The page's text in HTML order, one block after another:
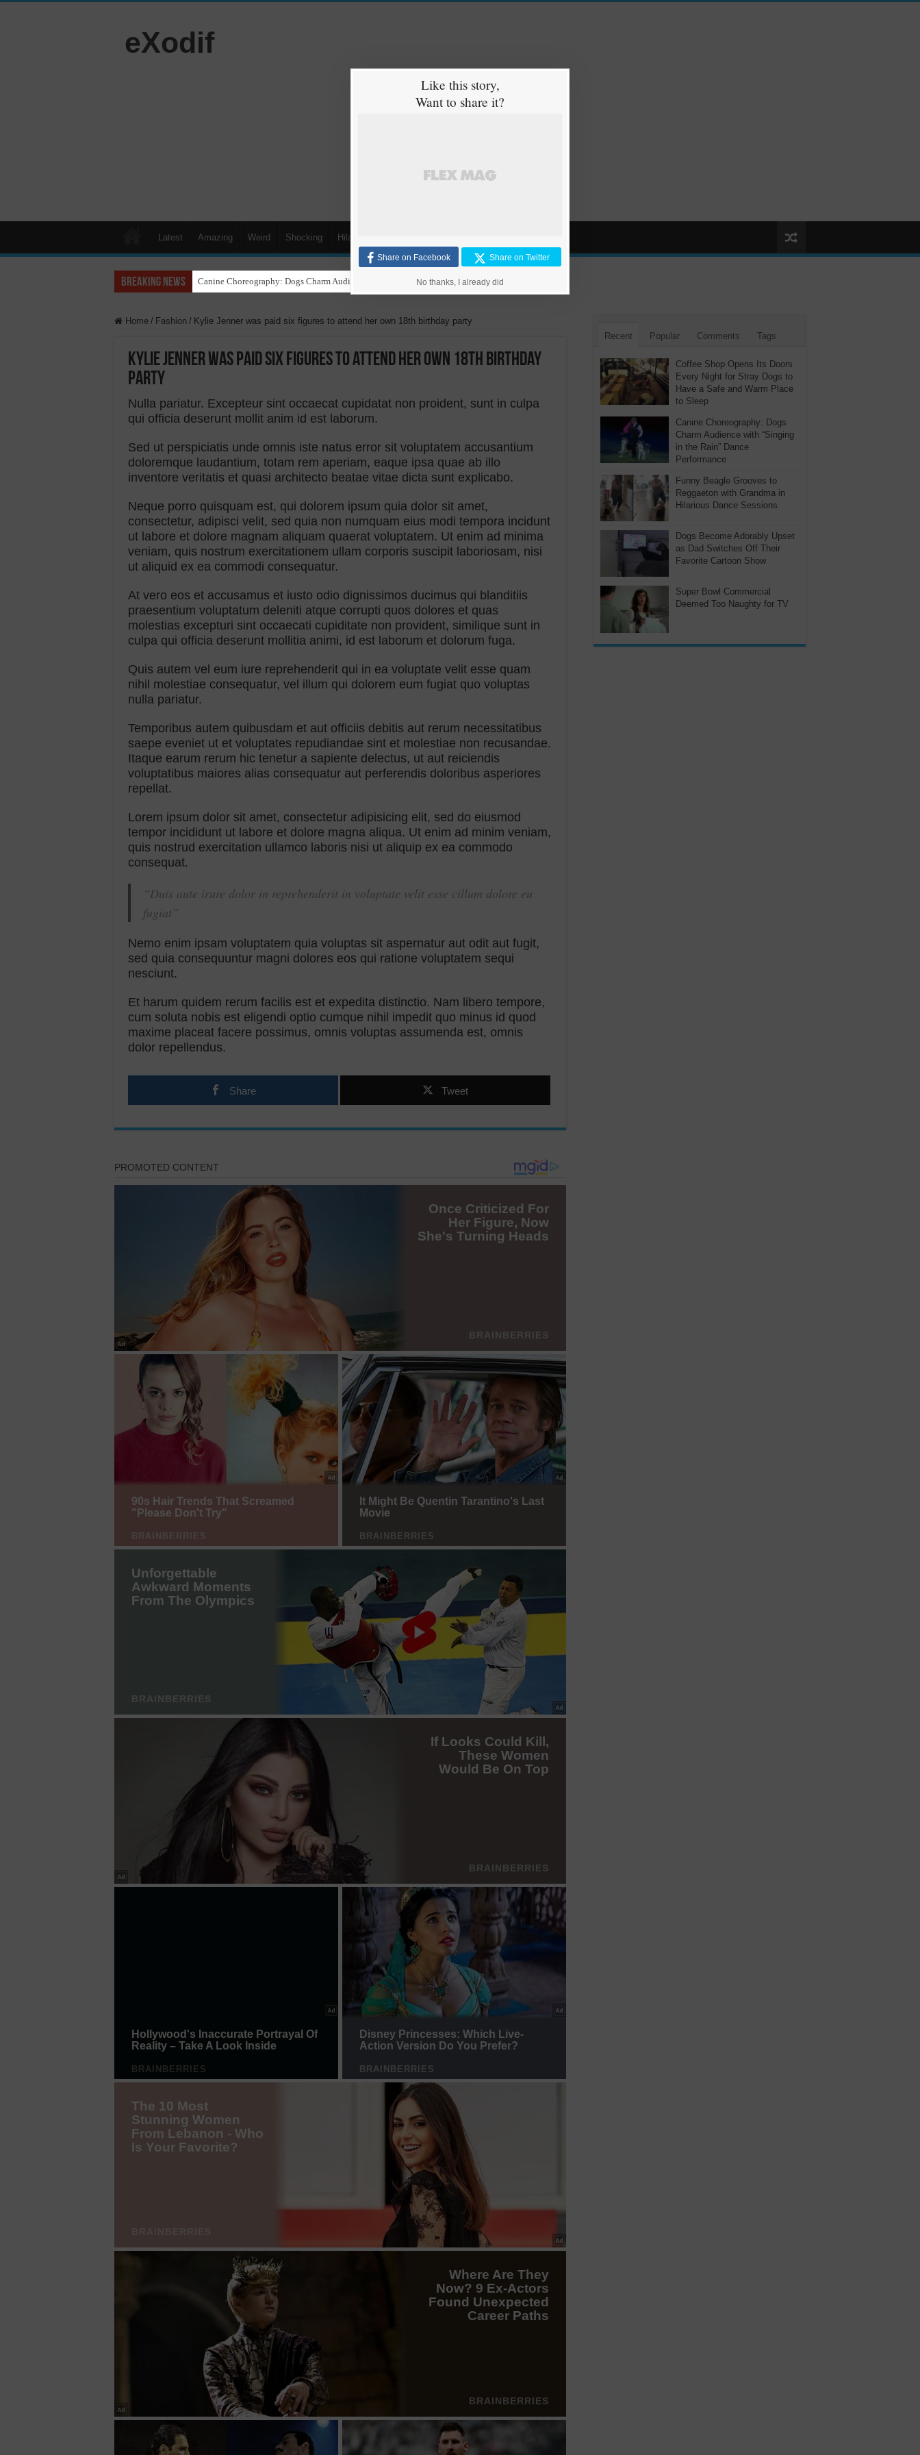
eXodif
Latest Amazing Weird Shocking Hilarious
Breaking News Canine Choreography: Dogs Charm Audience with “Singing in the Rain” Dance Performance
Home / Fashion / Kylie Jenner was paid six figures to attend her own 18th birthday party
Kylie Jenner was paid six figures to attend her own 18th birthday
party
Nulla pariatur. Excepteur sint occaecat cupidatat non proident, sunt in culpa
qui officia deserunt mollit anim id est laborum.
Sed ut perspiciatis unde omnis iste natus error sit voluptatem accusantium
doloremque laudantium, totam rem aperiam, eaque ipsa quae ab illo
inventore veritatis et quasi architecto beatae vitae dicta sunt explicabo.
Neque porro quisquam est, qui dolorem ipsum quia dolor sit amet,
consectetur, adipisci velit, sed quia non numquam eius modi tempora incidunt
ut labore et dolore magnam aliquam quaerat voluptatem. Ut enim ad minima
veniam, quis nostrum exercitationem ullam corporis suscipit laboriosam, nisi
ut aliquid ex ea commodi consequatur.
At vero eos et accusamus et iusto odio dignissimos ducimus qui blanditiis
praesentium voluptatum deleniti atque corrupti quos dolores et quas
molestias excepturi sint occaecati cupiditate non provident, similique sunt in
culpa qui officia deserunt mollitia animi, id est laborum et dolorum fuga.
Quis autem vel eum iure reprehenderit qui in ea voluptate velit esse quam
nihil molestiae consequatur, vel illum qui dolorem eum fugiat quo voluptas
nulla pariatur.
Temporibus autem quibusdam et aut officiis debitis aut rerum necessitatibus
saepe eveniet ut et voluptates repudiandae sint et molestiae non recusandae.
Itaque earum rerum hic tenetur a sapiente delectus, ut aut reiciendis
voluptatibus maiores alias consequatur aut perferendis doloribus asperiores
repellat.
Lorem ipsum dolor sit amet, consectetur adipisicing elit, sed do eiusmod
tempor incididunt ut labore et dolore magna aliqua. Ut enim ad minim veniam,
quis nostrud exercitation ullamco laboris nisi ut aliquip ex ea commodo
consequat.
“Duis aute irure dolor in reprehenderit in voluptate velit esse cillum dolore eu
fugiat”
Nemo enim ipsam voluptatem quia voluptas sit aspernatur aut odit aut fugit,
sed quia consequuntur magni dolores eos qui ratione voluptatem sequi
nesciunt.
Et harum quidem rerum facilis est et expedita distinctio. Nam libero tempore,
cum soluta nobis est eligendi optio cumque nihil impedit quo minus id quod
maxime placeat facere possimus, omnis voluptas assumenda est, omnis
dolor repellendus.
Share Tweet
Recent Popular Comments Tags
Coffee Shop Opens Its Doors
Every Night for Stray Dogs to
Have a Safe and Warm Place
to Sleep
Canine Choreography: Dogs
Charm Audience with “Singing
in the Rain” Dance
Performance
Funny Beagle Grooves to
Reggaeton with Grandma in
Hilarious Dance Sessions
Dogs Become Adorably Upset
as Dad Switches Off Their
Favorite Cartoon Show
Super Bowl Commercial
Deemed Too Naughty for TV
Like this story,
Want to share it?
Share on Facebook Share on Twitter
No thanks, I already did